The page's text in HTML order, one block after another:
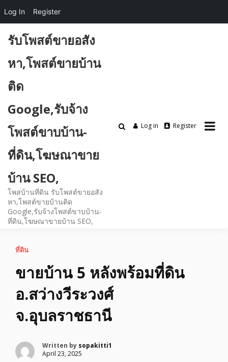
content
รับโพสต์ขายอสัง
หา,โพสต์ขายบ้าน
ติด
Google,รับจ้าง
โพสต์ขาบบ้าน-
ที่ดิน,โฆษณาขาย
บ้าน SEO,
โพสบ้านที่ดิน รับโพสต์ขายอสัง
หา,โพสต์ขายบ้านติด
Google,รับจ้างโพสต์ขาบบ้าน-
ที่ดิน,โฆษณาขายบ้าน SEO,
Log in Register
ที่ดิน
ขายบ้าน 5 หลังพร้อมที่ดิน
อ.สว่างวีระวงศ์
จ.อุบลราชธานี
Written by sopakitti1
April 23, 2025
Log In Register